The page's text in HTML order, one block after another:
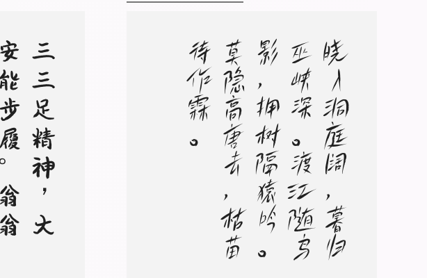
三
三
足
精
神
，
大
安
能
步
履
。
翁
翁
虽
旧
识
，
伎
俩
非
昔
比 晓
入
洞
庭
阔
，
暮
归
巫
峡
深
。
渡
江
随
鸟
影
，
拥
树
隔
猿
吟
。
莫
隐
高
唐
去
，
枯
苗
待
作
霖
。